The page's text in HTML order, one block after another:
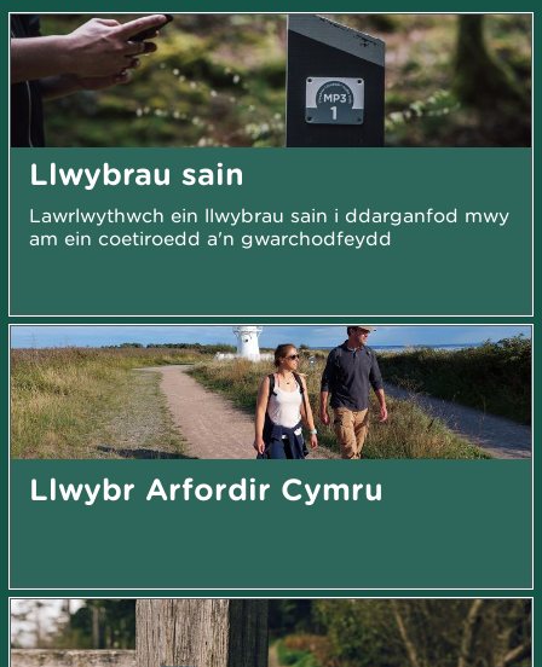
Llwybrau sain
Lawrlwythwch ein llwybrau sain i ddarganfod mwy
am ein coetiroedd a'n gwarchodfeydd
Llwybr Arfordir Cymru